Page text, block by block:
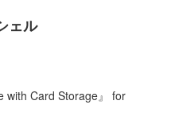
ェル
with Card Storage』 for